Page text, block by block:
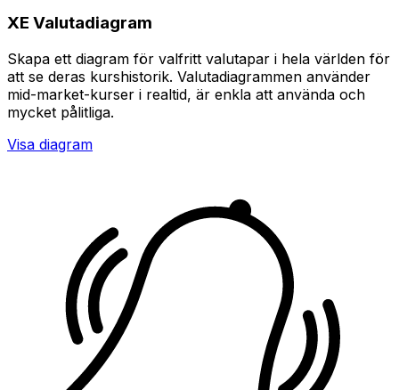
XE Valutadiagram
Skapa ett diagram för valfritt valutapar i hela världen för
att se deras kurshistorik. Valutadiagrammen använder
mid-market-kurser i realtid, är enkla att använda och
mycket pålitliga.
Visa diagram